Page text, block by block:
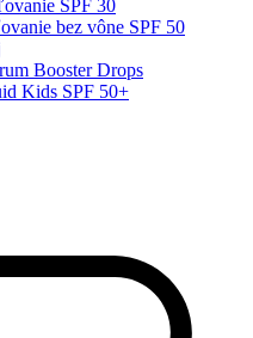
SPF 30
bez vône SPF 50
Booster Drops
Kids SPF 50+